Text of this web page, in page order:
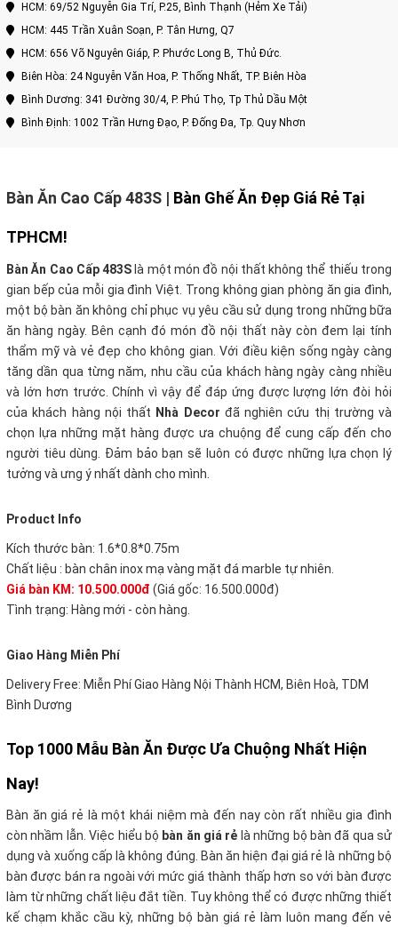
HCM: 69/52 Nguyễn Gia Trí, P.25, Bình Thạnh (Hẻm Xe Tải)
HCM: 445 Trần Xuân Soạn, P. Tân Hưng, Q7
HCM: 656 Võ Nguyên Giáp, P. Phước Long B, Thủ Đức.
Biên Hòa: 24 Nguyễn Văn Hoa, P. Thống Nhất, TP. Biên Hòa
Bình Dương: 341 Đường 30/4, P. Phú Thọ, Tp Thủ Dầu Một
Bình Định: 1002 Trần Hưng Đạo, P. Đống Đa, Tp. Quy Nhơn
Bàn Ăn Cao Cấp 483S | Bàn Ghế Ăn Đẹp Giá Rẻ Tại
TPHCM!
Bàn Ăn Cao Cấp 483S là một món đồ nội thất không thể thiếu trong
gian bếp của mỗi gia đình Việt. Trong không gian phòng ăn gia đình,
một bộ bàn ăn không chỉ phục vụ yêu cầu sử dụng trong những bữa
ăn hàng ngày. Bên cạnh đó món đồ nội thất này còn đem lại tính
thẩm mỹ và vẻ đẹp cho không gian. Với điều kiện sống ngày càng
tăng dần qua từng năm, nhu cầu của khách hàng ngày càng nhiều
và lớn hơn trước. Chính vì vậy để đáp ứng được lượng lớn đòi hỏi
của khách hàng nội thất Nhà Decor đã nghiên cứu thị trường và
chọn lựa những mặt hàng được ưa chuộng để cung cấp đến cho
người tiêu dùng. Đảm bảo bạn sẽ luôn có được những lựa chọn lý
tưởng và ưng ý nhất dành cho mình.
Product Info
Kích thước bàn: 1.6*0.8*0.75m
Chất liệu : bàn chân inox mạ vàng mặt đá marble tự nhiên.
Giá bàn KM: 10.500.000đ (Giá gốc: 16.500.000đ)
Tình trạng: Hàng mới - còn hàng.
Giao Hàng Miễn Phí
Delivery Free: Miễn Phí Giao Hàng Nội Thành HCM, Biên Hoà, TDM
Bình Dương
Top 1000 Mẫu Bàn Ăn Được Ưa Chuộng Nhất Hiện
Nay!
Bàn ăn giá rẻ là một khái niệm mà đến nay còn rất nhiều gia đình
còn nhầm lẫn. Việc hiểu bộ bàn ăn giá rẻ là những bộ bàn đã qua sử
dụng và xuống cấp là không đúng. Bàn ăn hiện đại giá rẻ là những bộ
bàn được bán ra ngoài với mức giá thành thấp hơn so với bàn được
làm từ những chất liệu đắt tiền. Tuy không thể có được những thiết
kế chạm khắc cầu kỳ, những bộ bàn giá rẻ làm luôn mang đến vẻ